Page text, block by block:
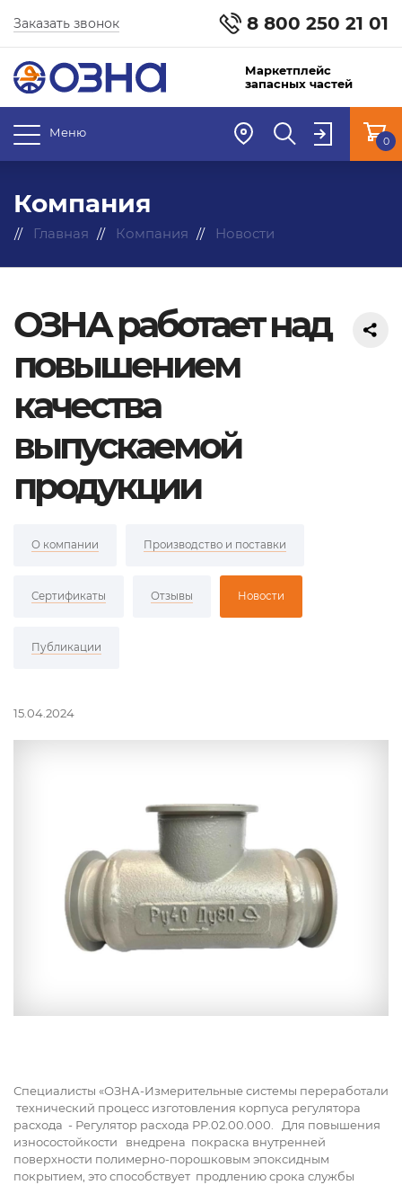
8 800 250 21 01
Заказать звонок
Маркетплейс
запасных частей
Меню
0
Компания
Главная Компания Новости
ОЗНА работает над
повышением
качества
выпускаемой
продукции
О компании Производство и поставки
Сертификаты Отзывы Новости
Публикации
15.04.2024
Специалисты «ОЗНА-Измерительные системы переработали
технический процесс изготовления корпуса регулятора
расхода - Регулятор расхода РР.02.00.000. Для повышения
износостойкости внедрена покраска внутренней
поверхности полимерно-порошковым эпоксидным
покрытием, это способствует продлению срока службы